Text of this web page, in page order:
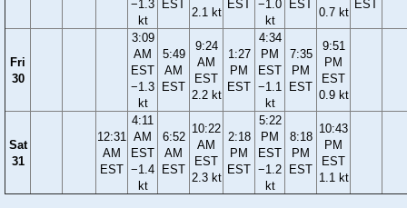
−1.3
kt
EST
2.1 kt
EST −1.0
kt
EST
0.7 kt
EST
Fri
30
3:09
AM
EST
−1.3
kt
5:49
AM
EST
9:24
AM
EST
2.2 kt
1:27
PM
EST
4:34
PM
EST
−1.1
kt
7:35
PM
EST
9:51
PM
EST
0.9 kt
Sat
31
12:31
AM
EST
4:11
AM
EST
−1.4
kt
6:52
AM
EST
10:22
AM
EST
2.3 kt
2:18
PM
EST
5:22
PM
EST
−1.2
kt
8:18
PM
EST
10:43
PM
EST
1.1 kt